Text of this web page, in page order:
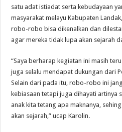
satu adat istiadat serta kebudayaan
masyarakat melayu Kabupaten
robo-robo bisa dikenalkan dan
agar mereka tidak lupa akan sejarah
“Saya berharap kegiatan ini masih
juga selalu mendapat dukungan dari
Selain dari pada itu, robo-robo ini
kebiasaan tetapi juga dihayati artinya
anak kita tetang apa maknanya,
akan sejarah,” ucap Karolin.